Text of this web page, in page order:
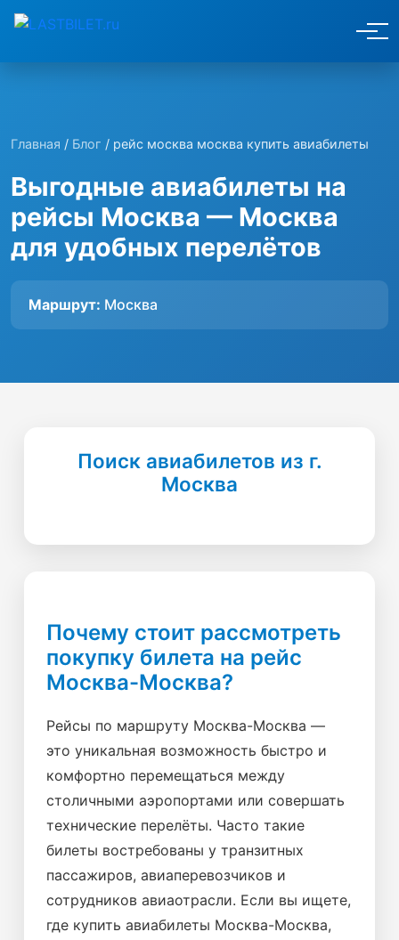
Главная / Блог / рейс москва москва купить авиабилеты
Выгодные авиабилеты на
рейсы Москва — Москва
для удобных перелётов
Маршрут: Москва
Поиск авиабилетов из г.
Москва
Почему стоит рассмотреть
покупку билета на рейс
Москва-Москва?
Рейсы по маршруту Москва-Москва —
это уникальная возможность быстро и
комфортно перемещаться между
столичными аэропортами или совершать
технические перелёты. Часто такие
билеты востребованы у транзитных
пассажиров, авиаперевозчиков и
сотрудников авиаотрасли. Если вы ищете,
где купить авиабилеты Москва-Москва,